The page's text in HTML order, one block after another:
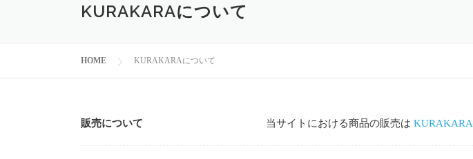
KURAKARAについて
HOME KURAKARAについて
販売について 当サイトにおける商品の販売はKURAKARA